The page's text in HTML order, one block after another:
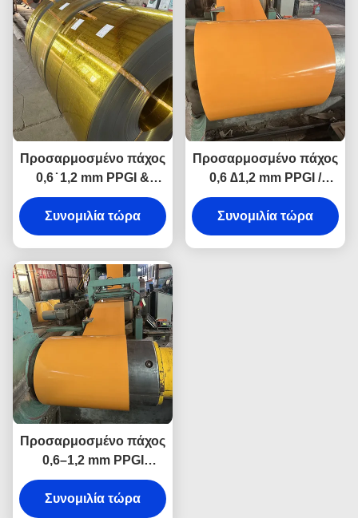
Προσαρμοσμένο πάχος
0,6 ̇ 1,2 mm PPGI &
PPGL χρωματικά
επικαλυμμένα
προχρωματισμένα
γαλβανισμένου χάλυβα
Συνομιλία τώρα
Προσαρμοσμένο πάχος
0,6 ∆1,2 mm PPGI /
PPGL
Προχρωματισμένα
Ζυγισμένα Ζυγισμένα
Συνομιλία τώρα
Προσαρμοσμένο πάχος
0,6–1,2 mm PPGI
χαλύβδινο πηνίο με
έγχρωμη εκτύπωση για
Συνομιλία τώρα